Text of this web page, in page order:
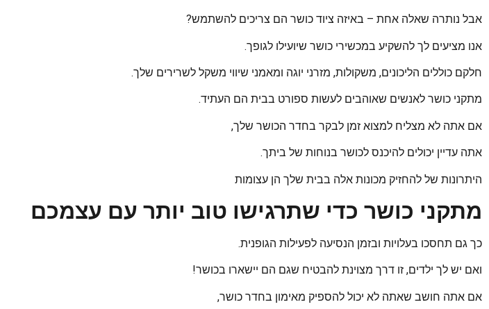
אבל נותרה שאלה אחת – באיזה ציוד כושר הם צריכים להשתמש?
אנו מציעים לך להשקיע במכשירי כושר שיועילו לגופך.
חלקם כוללים הליכונים, משקולות, מזרני יוגה ומאמני שיווי משקל לשרירים שלך.
מתקני כושר לאנשים שאוהבים לעשות ספורט בבית הם העתיד.
אם אתה לא מצליח למצוא זמן לבקר בחדר הכושר שלך,
אתה עדיין יכולים להיכנס לכושר בנוחות של ביתך.
היתרונות של להחזיק מכונות אלה בבית שלך הן עצומות
מתקני כושר כדי שתרגישו טוב יותר עם עצמכם
כך גם תחסכו בעלויות ובזמן הנסיעה לפעילות הגופנית.
ואם יש לך ילדים, זו דרך מצוינת להבטיח שגם הם יישארו בכושר!
אם אתה חושב שאתה לא יכול להספיק מאימון בחדר כושר,